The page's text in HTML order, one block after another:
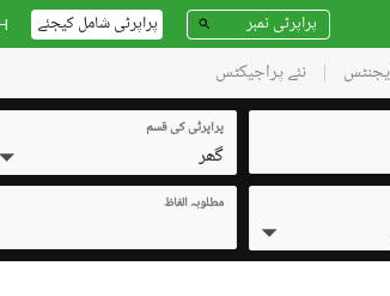
پراپرٹی شامل کیجئے
نئے پراجیکٹس
پراپرٹی کی قسم
گھر
مطلوبہ الفاظ